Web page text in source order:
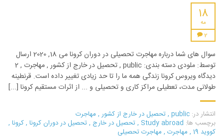
18
مه
2
سوال های شما درباره مهاجرت تحصیلی در دوران کرونا می 18, 2020 ارسال
توسط: ملودی دسته بندی: public , تحصیل در خارج از کشور , مهاجرت , 2
دیدگاه ویروس کرونا زندگی همه ما را تا حد زیادی تغییر داده است. قرنطینه
طولانی مدت، تعطیلی مراکز کاری و تحصیلی و ... از اثرات مستقیم کرونا [...]
انتشار در: public
, تحصیل در خارج از کشور , مهاجرت
برچسب ها: Study abroad
, تحصیل در خارج , تحصیل در دوران کرونا ,کرونا ,
کووید 19
, مهاجرت , مهاجرت تحصیلی